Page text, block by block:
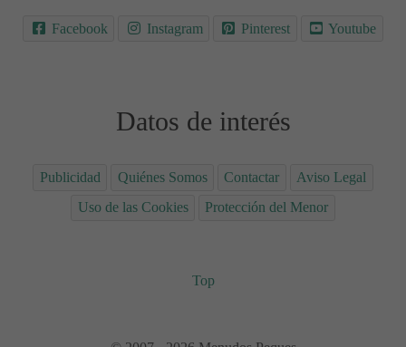
Facebook Instagram Pinterest Youtube
Datos de interés
Publicidad Quiénes Somos Contactar
Aviso Legal
Uso de las Cookies
Protección del Menor
Top